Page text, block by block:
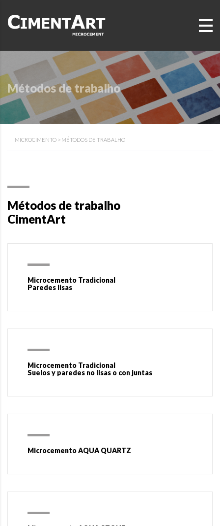
Métodos de trabalho
MICROCIMENTO > MÉTODOS DE TRABALHO
Métodos de trabalho
CimentArt
Microcemento Tradicional
Paredes lisas
Microcemento Tradicional
Suelos y paredes no lisas o con juntas
Microcemento AQUA QUARTZ